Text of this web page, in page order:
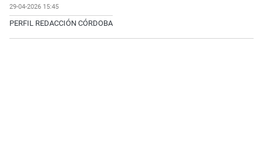
29-04-2026 15:45
PERFIL REDACCIÓN CÓRDOBA